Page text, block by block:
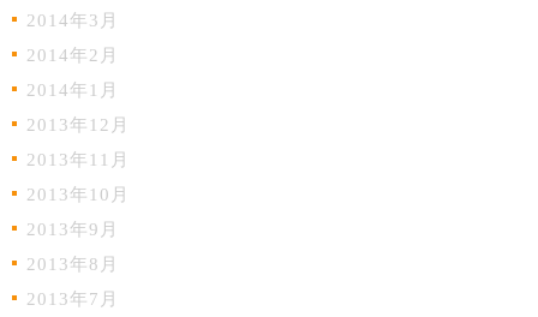
2014年3月
2014年2月
2014年1月
2013年12月
2013年11月
2013年10月
2013年9月
2013年8月
2013年7月